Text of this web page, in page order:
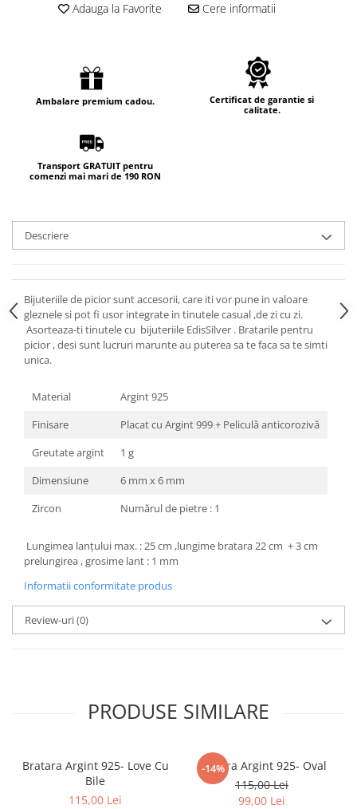
Adauga la Favorite Cere informatii
Ambalare premium cadou.
Certificat de garantie si
calitate.
Transport GRATUIT pentru
comenzi mai mari de 190 RON
Descriere
Bijuteriile de picior sunt accesorii, care iti vor pune in valoare
gleznele si pot fi usor integrate in tinutele casual ,de zi cu zi.
Asorteaza-ti tinutele cu bijuteriile EdisSilver . Bratarile pentru
picior , desi sunt lucruri marunte au puterea sa te faca sa te simti
unica.
Material
Argint 925
Finisare
Placat cu Argint 999 + Peliculă anticorozivă
Greutate argint
1 g
Dimensiune
6 mm x 6 mm
Zircon
Numărul de pietre : 1
Lungimea lanțului max. : 25 cm ,lungime bratara 22 cm + 3 cm
prelungirea , grosime lant : 1 mm
Informatii conformitate produs
Review-uri(0)
PRODUSE SIMILARE
Bratara Argint 925- Love Cu
Bile
115,00 Lei
-14%
Bratara Argint 925- Oval
115,00 Lei
99,00 Lei